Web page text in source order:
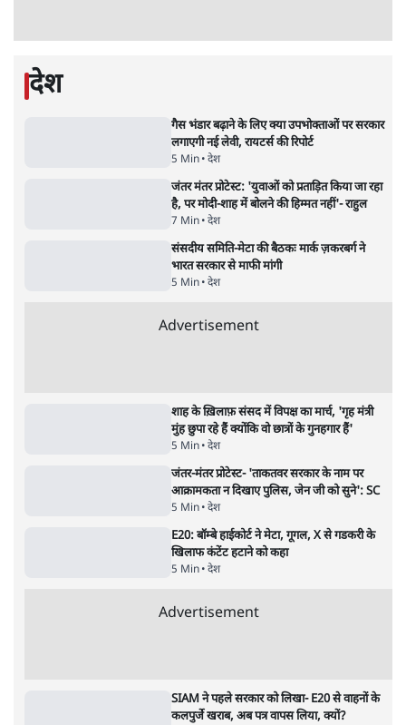
देश
गैस भंडार बढ़ाने के लिए क्या उपभोक्ताओं पर सरकार
लगाएगी नई लेवी, रायटर्स की रिपोर्ट
5 Min• देश
जंतर मंतर प्रोटेस्ट: 'युवाओं को प्रताड़ित किया जा रहा
है, पर मोदी-शाह में बोलने की हिम्मत नहीं'- राहुल
7 Min• देश
संसदीय समिति-मेटा की बैठकः मार्क ज़करबर्ग ने
भारत सरकार से माफी मांगी
5 Min• देश
Advertisement
शाह के ख़िलाफ़ संसद में विपक्ष का मार्च, 'गृह मंत्री
मुंह छुपा रहे हैं क्योंकि वो छात्रों के गुनहगार हैं'
5 Min• देश
जंतर-मंतर प्रोटेस्ट- 'ताकतवर सरकार के नाम पर
आक्रामकता न दिखाए पुलिस, जेन जी को सुने': SC
5 Min• देश
E20: बॉम्बे हाईकोर्ट ने मेटा, गूगल, X से गडकरी के
खिलाफ कंटेंट हटाने को कहा
5 Min• देश
Advertisement
SIAM ने पहले सरकार को लिखा- E20 से वाहनों के
कलपुर्जे खराब, अब पत्र वापस लिया, क्यों?